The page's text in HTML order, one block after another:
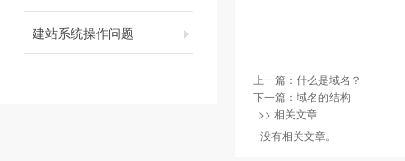
建站系统操作问题
上一篇： 什么是域名？
下一篇： 域名的结构
>> 相关文章
没有相关文章。